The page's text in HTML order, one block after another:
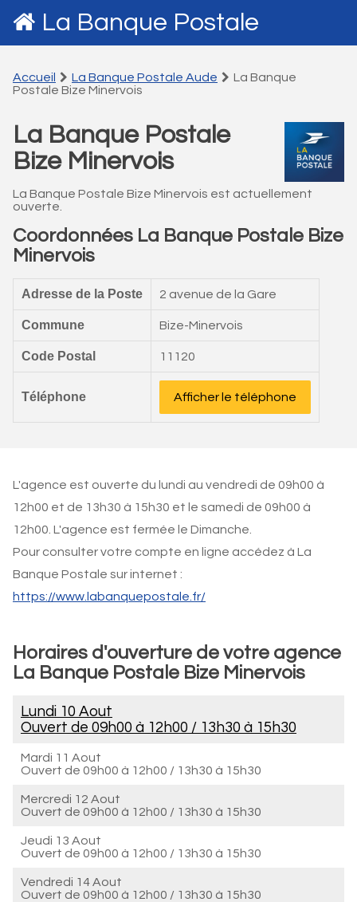
La Banque Postale
Accueil La Banque Postale Aude
La Banque
Postale Bize Minervois
La Banque Postale
Bize Minervois
La Banque Postale Bize Minervois est actuellement
ouverte.
Coordonnées La Banque Postale Bize
Minervois
Adresse de la Poste 2 avenue de la Gare
Commune Bize-Minervois
Code Postal 11120
Téléphone Afficher le téléphone
L'agence est ouverte du lundi au vendredi de 09h00 à
12h00 et de 13h30 à 15h30 et le samedi de 09h00 à
12h00. L'agence est fermée le Dimanche.
Pour consulter votre compte en ligne accédez à La
Banque Postale sur internet :
https://www.labanquepostale.fr/
Horaires d'ouverture de votre agence
La Banque Postale Bize Minervois
Lundi 10 Aout
Ouvert de 09h00 à 12h00 / 13h30 à 15h30
Mardi 11 Aout
Ouvert de 09h00 à 12h00 / 13h30 à 15h30
Mercredi 12 Aout
Ouvert de 09h00 à 12h00 / 13h30 à 15h30
Jeudi 13 Aout
Ouvert de 09h00 à 12h00 / 13h30 à 15h30
Vendredi 14 Aout
Ouvert de 09h00 à 12h00 / 13h30 à 15h30